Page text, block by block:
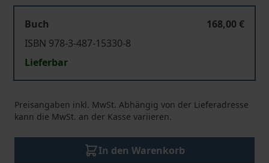
Buch
168,00 €
ISBN 978-3-487-15330-8
Lieferbar
Preisangaben inkl. MwSt. Abhängig von der Lieferadresse
kann die MwSt. an der Kasse variieren.
In den Warenkorb